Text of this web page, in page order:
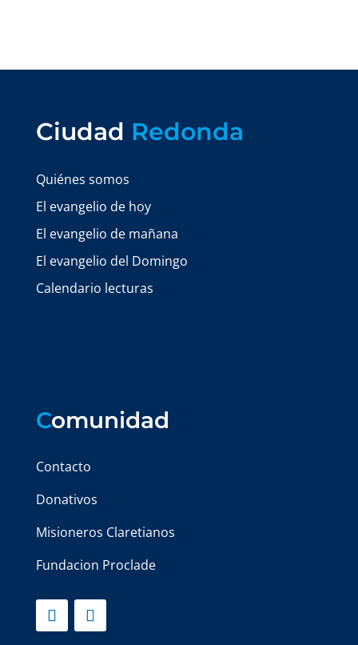
Ciudad Redonda
Quiénes somos
El evangelio de hoy
El evangelio de mañana
El evangelio del Domingo
Calendario lecturas
Comunidad
Contacto
Donativos
Misioneros Claretianos
Fundacion Proclade